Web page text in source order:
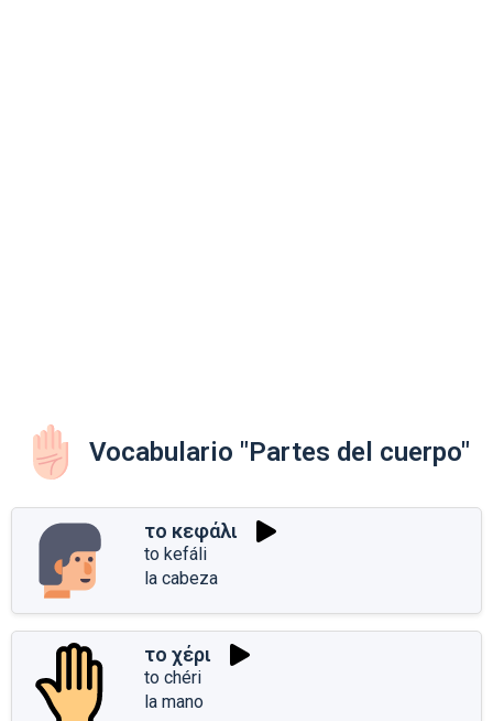
Vocabulario "Partes del cuerpo"
το κεφάλι
to kefáli
la cabeza
το χέρι
to chéri
la mano